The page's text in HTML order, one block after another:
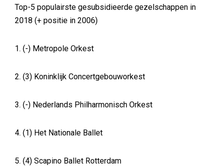
Top-5 populairste gesubsidieerde gezelschappen in
2018 (+ positie in 2006)
1. (-) Metropole Orkest
2. (3) Koninklijk Concertgebouworkest
3. (-) Nederlands Philharmonisch Orkest
4. (1) Het Nationale Ballet
5. (4) Scapino Ballet Rotterdam